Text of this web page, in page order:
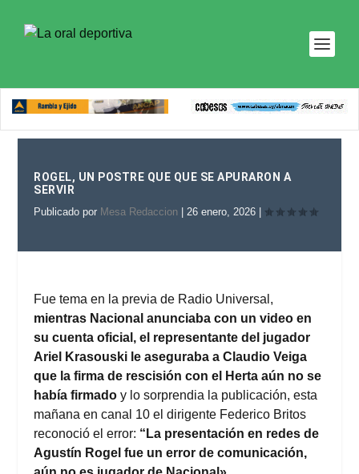
ROGEL, UN POSTRE QUE QUE SE APURARON A
SERVIR
Publicado por Mesa Redaccion |26 enero, 2026
Fue tema en la previa de Radio Universal,
mientras Nacional anunciaba con un video en
su cuenta oficial, el representante del jugador
Ariel Krasouski le aseguraba a Claudio Veiga
que la firma de rescisión con el Herta aún no se
había firmado y lo sorprendia la publicación, esta
mañana en canal 10 el dirigente Federico Britos
reconoció el error: “La presentación en redes de
Agustín Rogel fue un error de comunicación,